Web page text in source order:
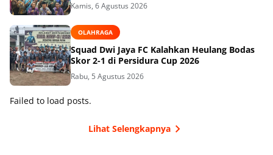
Kamis, 6 Agustus 2026
OLAHRAGA
Squad Dwi Jaya FC Kalahkan Heulang Bodas
Skor 2-1 di Persidura Cup 2026
Rabu, 5 Agustus 2026
Failed to load posts.
Lihat Selengkapnya